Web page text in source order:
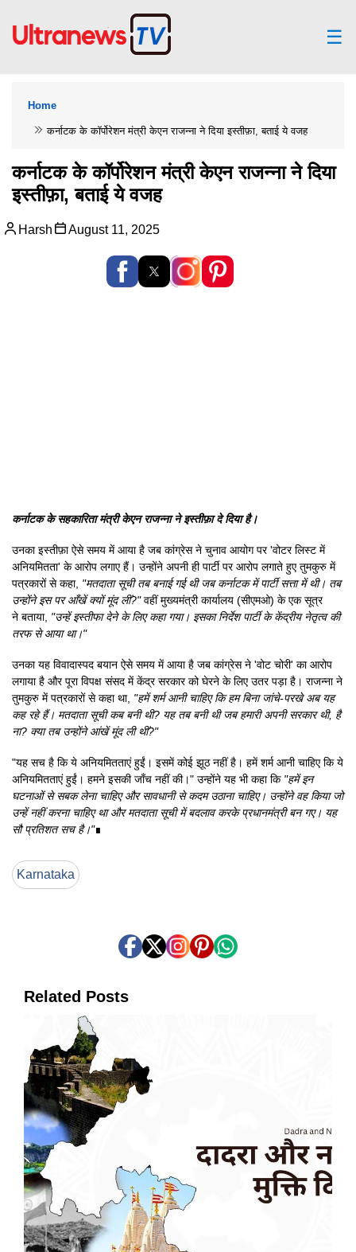
☰
Home
कर्नाटक के कॉर्पोरेशन मंत्री केएन राजन्ना ने दिया इस्तीफ़ा, बताई ये वजह
कर्नाटक के कॉर्पोरेशन मंत्री केएन राजन्ना ने दिया
इस्तीफ़ा, बताई ये वजह
Harsh August 11, 2025
कर्नाटक के सहकारिता मंत्री केएन राजन्ना ने इस्तीफ़ा दे दिया है।
उनका इस्तीफ़ा ऐसे समय में आया है जब कांग्रेस ने चुनाव आयोग पर 'वोटर लिस्ट में
अनियमितता' के आरोप लगाए हैं। उन्होंने अपनी ही पार्टी पर आरोप लगाते हुए तुमकुरु में
पत्रकारों से कहा, "मतदाता सूची तब बनाई गई थी जब कर्नाटक में पार्टी सत्ता में थी। तब
उन्होंने इस पर आँखें क्यों मूंद लीं?"वहीं मुख्यमंत्री कार्यालय (सीएमओ) के एक सूत्र
ने बताया, "उन्हें इस्तीफा देने के लिए कहा गया। इसका निर्देश पार्टी के केंद्रीय नेतृत्व की
तरफ से आया था।"
उनका यह विवादास्पद बयान ऐसे समय में आया है जब कांग्रेस ने 'वोट चोरी' का आरोप
लगाया है और पूरा विपक्ष संसद में केंद्र सरकार को घेरने के लिए उतर पड़ा है। राजन्ना ने
तुमकुरु में पत्रकारों से कहा था, "हमें शर्म आनी चाहिए कि हम बिना जांचे-परखे अब यह
कह रहे हैं। मतदाता सूची कब बनी थी? यह तब बनी थी जब हमारी अपनी सरकार थी, है
ना? क्या तब उन्होंने आंखें मूंद ली थीं?"
"यह सच है कि ये अनियमितताएं हुईं। इसमें कोई झूठ नहीं है। हमें शर्म आनी चाहिए कि ये
अनियमितताएं हुईं। हमने इसकी जाँच नहीं की।" उन्होंने यह भी कहा कि "हमें इन
घटनाओं से सबक लेना चाहिए और सावधानी से कदम उठाना चाहिए। उन्होंने वह किया जो
उन्हें नहीं करना चाहिए था और मतदाता सूची में बदलाव करके प्रधानमंत्री बन गए। यह
सौ प्रतिशत सच है।"∎
Karnataka
Related Posts